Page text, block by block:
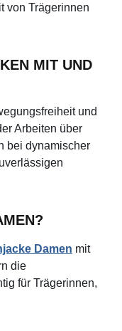
von Trägerinnen
MIT UND
und
Arbeiten über
bei dynamischer
Damen mit
die
für Trägerinnen,